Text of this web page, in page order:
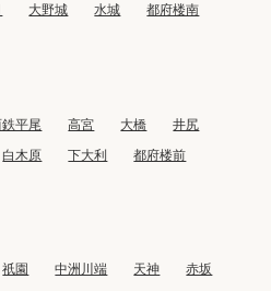
大野城 水城
都府楼南
平尾 高宮 大橋
井尻
白木原 下大利
都府楼前
祇園 中洲川端 天神
赤坂